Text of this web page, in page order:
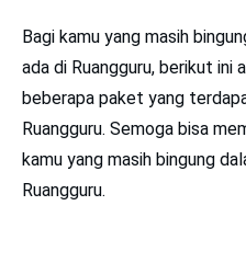
Bagi kamu yang masih
ada di Ruangguru, berikut ini
beberapa paket yang
Ruangguru. Semoga bisa
kamu yang masih bingung
Ruangguru.